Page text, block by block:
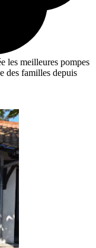
les meilleures pompes
des familles depuis